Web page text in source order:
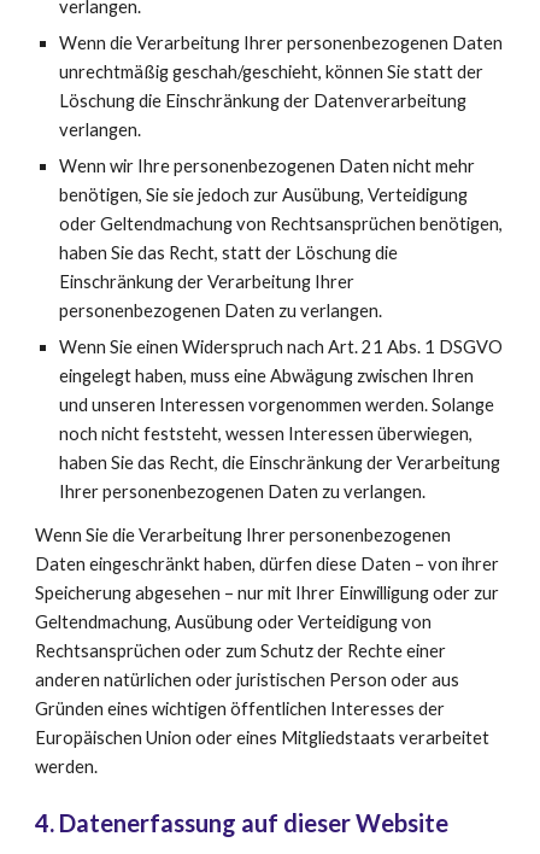
verlangen.
Wenn die Verarbeitung Ihrer personenbezogenen Daten
unrechtmäßig geschah/geschieht, können Sie statt der
Löschung die Einschränkung der Datenverarbeitung
verlangen.
Wenn wir Ihre personenbezogenen Daten nicht mehr
benötigen, Sie sie jedoch zur Ausübung, Verteidigung
oder Geltendmachung von Rechtsansprüchen benötigen,
haben Sie das Recht, statt der Löschung die
Einschränkung der Verarbeitung Ihrer
personenbezogenen Daten zu verlangen.
Wenn Sie einen Widerspruch nach Art. 21 Abs. 1 DSGVO
eingelegt haben, muss eine Abwägung zwischen Ihren
und unseren Interessen vorgenommen werden. Solange
noch nicht feststeht, wessen Interessen überwiegen,
haben Sie das Recht, die Einschränkung der Verarbeitung
Ihrer personenbezogenen Daten zu verlangen.
Wenn Sie die Verarbeitung Ihrer personenbezogenen
Daten eingeschränkt haben, dürfen diese Daten – von ihrer
Speicherung abgesehen – nur mit Ihrer Einwilligung oder zur
Geltendmachung, Ausübung oder Verteidigung von
Rechtsansprüchen oder zum Schutz der Rechte einer
anderen natürlichen oder juristischen Person oder aus
Gründen eines wichtigen öffentlichen Interesses der
Europäischen Union oder eines Mitgliedstaats verarbeitet
werden.
4. Datenerfassung auf dieser Website